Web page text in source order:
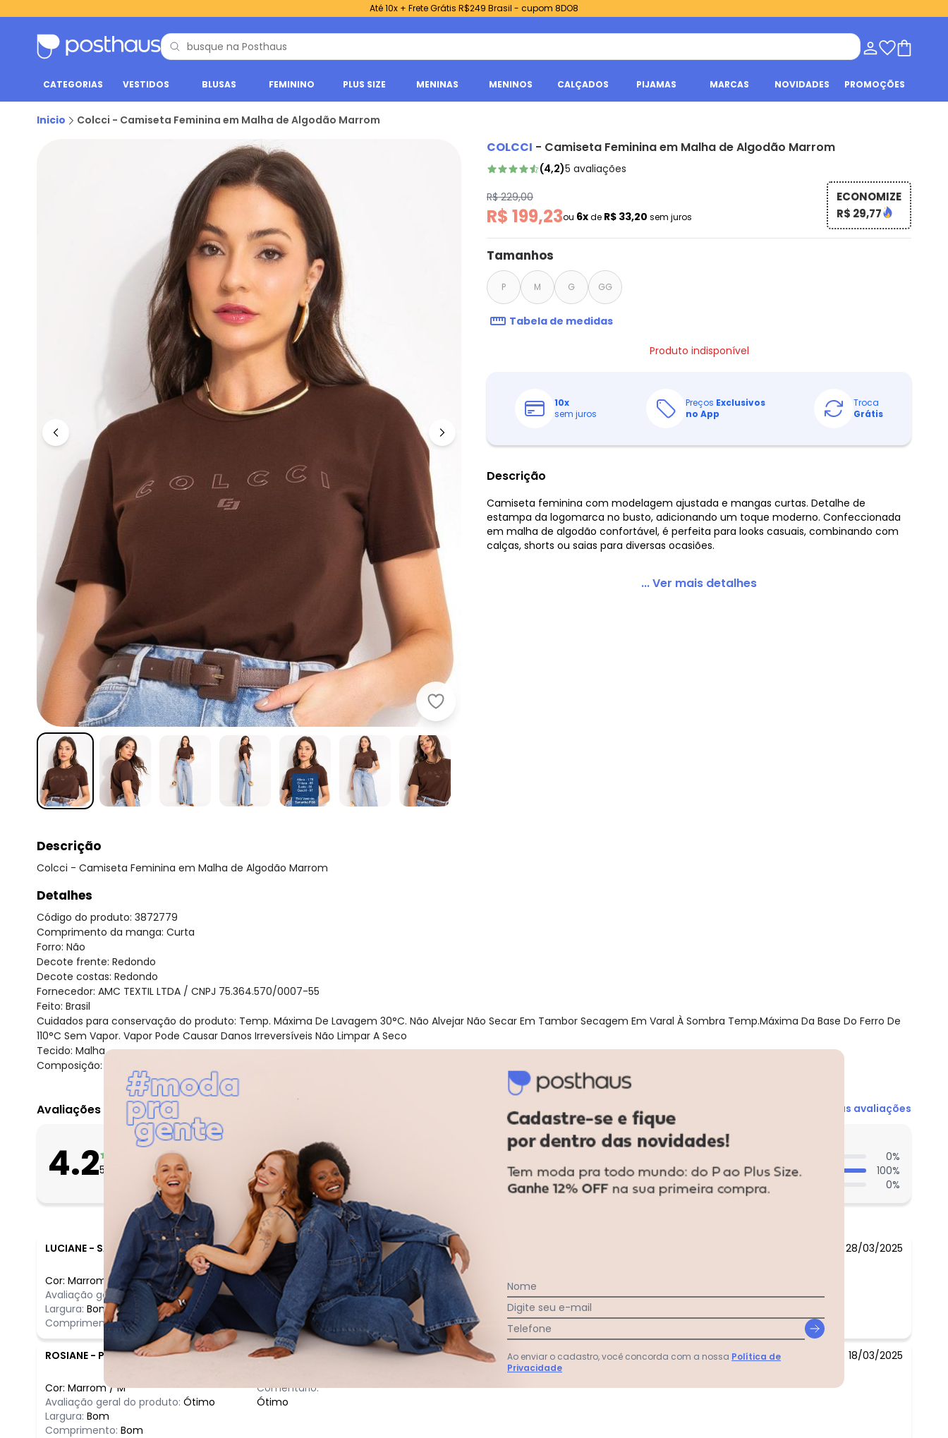
Até 10x + Frete Grátis R$249 Brasil - cupom 8DO8
CATEGORIAS VESTIDOS BLUSAS FEMININO PLUS SIZE MENINAS MENINOS CALÇADOS PIJAMAS MARCAS NOVIDADES PROMOÇÕES
Inicio Colcci - Camiseta Feminina em Malha de Algodão Marrom
Colcci - Camiseta Feminina em Malha de Algodão Marrom
COLCCI - Camiseta Feminina em Malha de Algodão Marrom
(4,2)5 avaliações
R$ 229,00
R$ 199,23ou 6xde R$ 33,20 sem juros
ECONOMIZE
R$ 29,77
Tamanhos
P M G GG
Tabela de medidas
Produto indisponível
10x
sem juros
Preços Exclusivos
no App
Troca
Grátis
Descrição
Camiseta feminina com modelagem ajustada e mangas curtas. Detalhe de
estampa da logomarca no busto, adicionando um toque moderno. Confeccionada
em malha de algodão confortável, é perfeita para looks casuais, combinando com
calças, shorts ou saias para diversas ocasiões.
... Ver mais detalhes
Descrição
Colcci - Camiseta Feminina em Malha de Algodão Marrom
Detalhes
Código do produto: 3872779
Comprimento da manga: Curta
Forro: Não
Decote frente: Redondo
Decote costas: Redondo
Fornecedor: AMC TEXTIL LTDA / CNPJ 75.364.570/0007-55
Feito: Brasil
Cuidados para conservação do produto: Temp. Máxima De Lavagem 30°C. Não Alvejar Não Secar Em Tambor Secagem Em Varal À Sombra Temp.Máxima Da Base Do Ferro De
110°C Sem Vapor. Vapor Pode Causar Danos Irreversíveis Não Limpar A Seco
Tecido: Malha
Composição: 100% algodão
Avaliações Ver todas as avaliações
4.25 avaliações
O que as clientes acharam da largura?
100%
Folgado
0%
O que as clientes acharam do comprimento?
0%
Bom
100%
Longo
0%
LUCIANE - SAO LEOPOLDO - RS 28/03/2025
Cor: Marrom /
GG
Avaliação geral do produto: Incrível
Largura: Bom
Comprimento:Bom
Comentário:
Gosto muito de comprar nesta loja! Entrega rápida!
ROSIANE - PETROLINA - PE 18/03/2025
Cor: Marrom/M
Avaliação geral do produto: Ótimo
Largura: Bom
Comprimento: Bom
Comentário:
Ótimo
Nome
Digite seu e-mail
Telefone
Ao enviar o cadastro, você concorda com a nossa Política de
Privacidade